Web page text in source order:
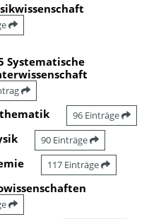
Systematische
96 Einträge
90 Einträge
117 Einträge